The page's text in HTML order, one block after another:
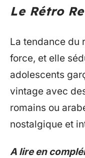
Le Rétro
La tendance du
force, et elle
adolescents
vintage avec
romains ou
nostalgique et
A lire en